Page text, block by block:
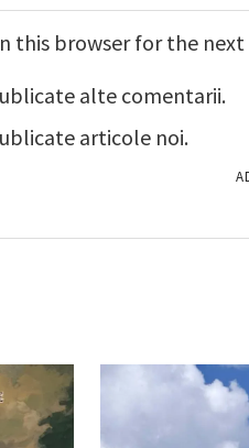
this browser for the
alte comentarii.
articole noi.